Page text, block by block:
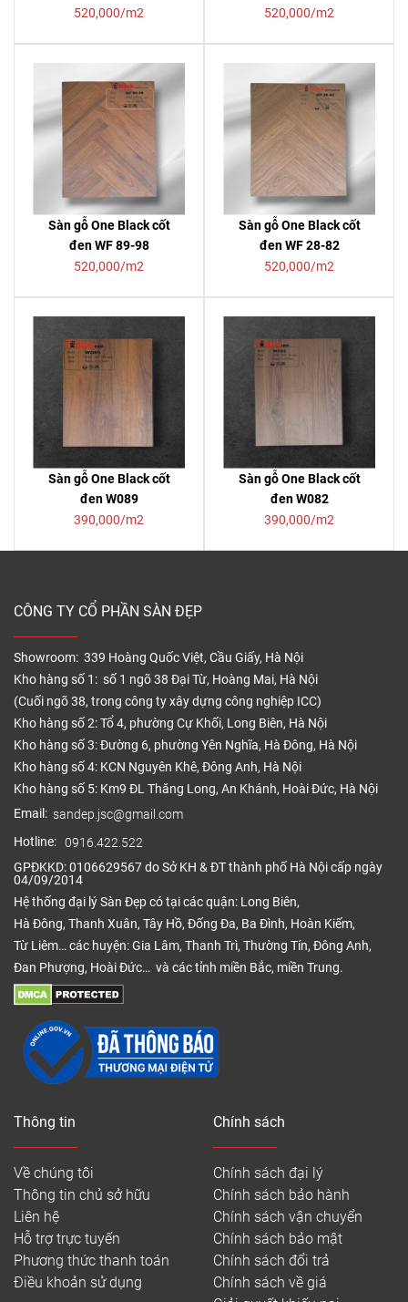
520,000/m2
520,000/m2
Sàn gỗ One Black cốt
đen WF 89-98
520,000/m2
Sàn gỗ One Black cốt
đen WF 28-82
520,000/m2
Sàn gỗ One Black cốt
đen W089
390,000/m2
Sàn gỗ One Black cốt
đen W082
390,000/m2
CÔNG TY CỔ PHẦN SÀN ĐẸP
Showroom: 339 Hoàng Quốc Việt, Cầu Giấy, Hà Nội
Kho hàng số 1: số 1 ngõ 38 Đại Từ, Hoàng Mai, Hà Nội
(Cuối ngõ 38, trong công ty xây dựng công nghiệp ICC)
Kho hàng số 2: Tổ 4, phường Cự Khối, Long Biên, Hà Nội
Kho hàng số 3: Đường 6, phường Yên Nghĩa, Hà Đông, Hà Nội
Kho hàng số 4: KCN Nguyên Khê, Đông Anh, Hà Nội
Kho hàng số 5: Km9 ĐL Thăng Long, An Khánh, Hoài Đức, Hà Nội
Email: sandep.jsc@gmail.com
Hotline: 0916.422.522
GPĐKKD: 0106629567 do Sở KH & ĐT thành phố Hà Nội cấp ngày
04/09/2014
Hệ thống đại lý Sàn Đẹp có tại các quận: Long Biên,
Hà Đông, Thanh Xuân, Tây Hồ, Đống Đa, Ba Đình, Hoàn Kiếm,
Từ Liêm… các huyện: Gia Lâm, Thanh Trì, Thường Tín, Đông Anh,
Đan Phượng, Hoài Đức… và các tỉnh miền Bắc, miền Trung.
Thông tin
Về chúng tôi
Thông tin chủ sở hữu
Liên hệ
Hỗ trợ trực tuyến
Phương thức thanh toán
Điều khoản sử dụng
Chính sách
Chính sách đại lý
Chính sách bảo hành
Chính sách vận chuyển
Chính sách bảo mật
Chính sách đổi trả
Chính sách về giá